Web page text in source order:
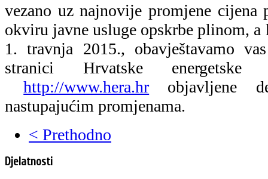
vezano uz najnovije promjene cijena
okviru javne usluge opskrbe plinom, a
1. travnja 2015., obavještavamo
stranici Hrvatske energetske
http://www.hera.hr objavljene
nastupajućim promjenama.
< Prethodno
Djelatnosti